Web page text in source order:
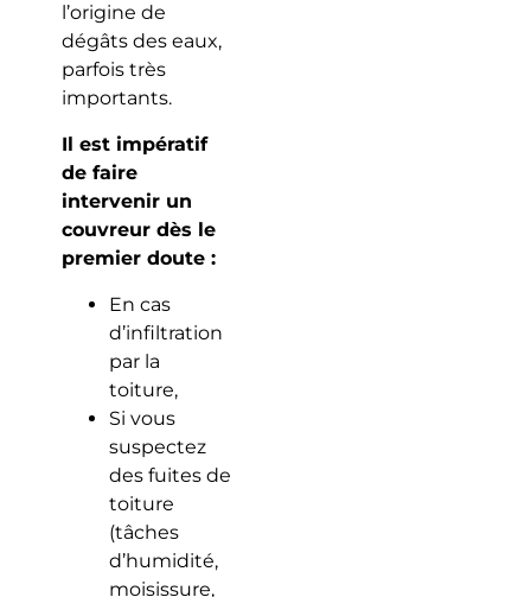
l’origine de
dégâts des eaux,
parfois très
importants.
Il est impératif
de faire
intervenir un
couvreur dès le
premier doute :
En cas
d’infiltration
par la
toiture,
Si vous
suspectez
des fuites de
toiture
(tâches
d’humidité,
moisissure,